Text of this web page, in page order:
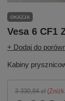
OKAZJA
Vesa 6 CF1
+ Dodaj do
Kabiny
3 330,84 zł